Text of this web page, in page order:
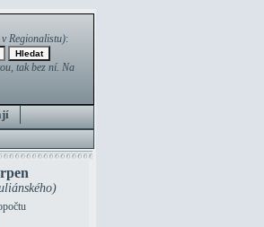
Regionalistu):
tak bez ní. Na